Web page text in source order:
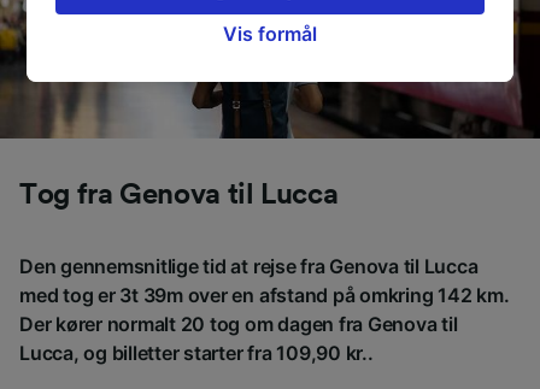
Tog fra Genova til Lucca
Den gennemsnitlige tid at rejse fra Genova til Lucca
med tog er 3t 39m over en afstand på omkring 142 km.
Der kører normalt 20 tog om dagen fra Genova til
Lucca, og billetter starter fra 109,90 kr..
siden om privatlivspolitik. Disse valg
browsingdata. Dine data vil ikke blive brugt til
sporingsformål, hvis du har bedt os om ikke at
Vi og vores partnere behandler data for at
placeringsoplysninger. Aktivt scanne
enhedskarakteristika til identifikation.
Opbevare og/eller tilgå oplysninger på en
enhed. Tilpasset annoncering og indhold,
annoncerings- og indholdsmåling,
Vis formål